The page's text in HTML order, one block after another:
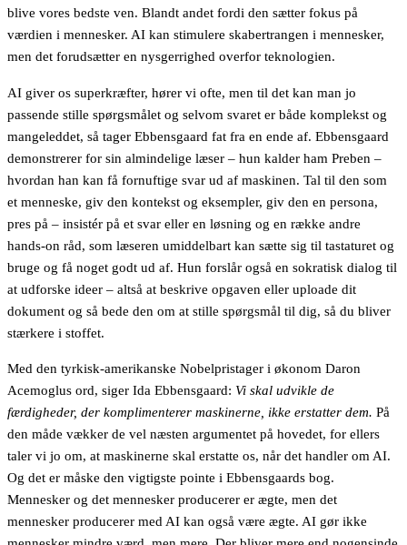
blive vores bedste ven. Blandt andet fordi den sætter fokus på
værdien i mennesker. AI kan stimulere skabertrangen i mennesker,
men det forudsætter en nysgerrighed overfor teknologien.
AI giver os superkræfter, hører vi ofte, men til det kan man jo
passende stille spørgsmålet og selvom svaret er både komplekst og
mangeleddet, så tager Ebbensgaard fat fra en ende af. Ebbensgaard
demonstrerer for sin almindelige læser – hun kalder ham Preben –
hvordan han kan få fornuftige svar ud af maskinen. Tal til den som
et menneske, giv den kontekst og eksempler, giv den en persona,
pres på – insistér på et svar eller en løsning og en række andre
hands-on råd, som læseren umiddelbart kan sætte sig til tastaturet og
bruge og få noget godt ud af. Hun forslår også en sokratisk dialog til
at udforske ideer – altså at beskrive opgaven eller uploade dit
dokument og så bede den om at stille spørgsmål til dig, så du bliver
stærkere i stoffet.
Med den tyrkisk-amerikanske Nobelpristager i økonom Daron
Acemoglus ord, siger Ida Ebbensgaard: Vi skal udvikle de
færdigheder, der komplimenterer maskinerne, ikke erstatter dem. På
den måde vækker de vel næsten argumentet på hovedet, for ellers
taler vi jo om, at maskinerne skal erstatte os, når det handler om AI.
Og det er måske den vigtigste pointe i Ebbensgaards bog.
Mennesker og det mennesker producerer er ægte, men det
mennesker producerer med AI kan også være ægte. AI gør ikke